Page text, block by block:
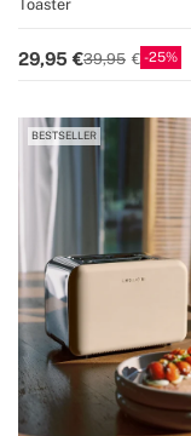
Toaster
29,95 39,95 25
BESTSELLER